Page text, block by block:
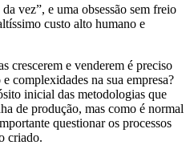
vez”, e uma obsessão sem freio
custo alto humano e
crescerem e venderem é preciso
complexidades na sua empresa?
inicial das metodologias que
de produção, mas como é normal
questionar os processos
criado.